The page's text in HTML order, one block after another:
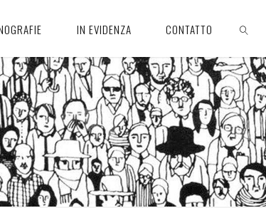
IN EVIDENZA CONTATTO
CERCA